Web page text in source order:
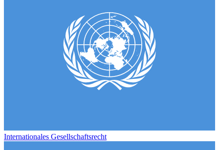
Internationales Gesellschaftsrecht